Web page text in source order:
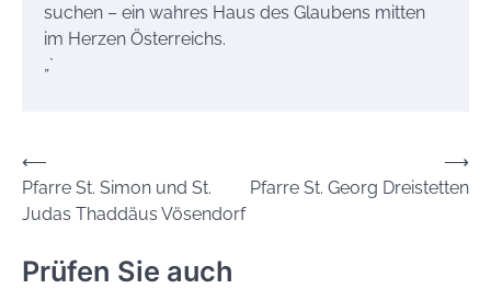
suchen – ein wahres Haus des Glaubens mitten
im Herzen Österreichs.
„`
Beitrags-
Navigation
⟵
Pfarre St. Simon und St.
Judas Thaddäus Vösendorf
Pfarre St. Georg Dreistetten
⟶
Prüfen Sie auch